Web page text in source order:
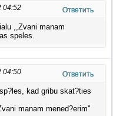
04:52 Ответить
,,Zvani manam
speles.
04:50 Ответить
kad gribu skat?ties
manam mened?erim"